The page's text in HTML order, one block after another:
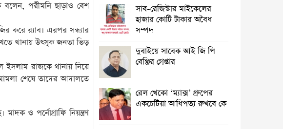
বলেন, পরীমনি ছাড়াও বেশ
করে র‌্যাব। এরপর সন্ধ্যার
থানায় উৎসুক জনতা ভিড়
ইসলাম রাজকে থানায় নিয়ে
মামলা শেষে তাদের আদালতে
ও পর্নোগ্রাফি নিয়ন্ত্রণ
সাব-রেজিস্টার মাইকেলের
হাজার কোটি টাকার অবৈধ
সম্পদ
দুবাইয়ে সাবেক আই জি পি
বেঞ্জির গ্রেপ্তার
রেল খেকো ‘ম্যাক্স’ গ্রুপের
একচেটিয়া আধিপত্য রুখবে কে